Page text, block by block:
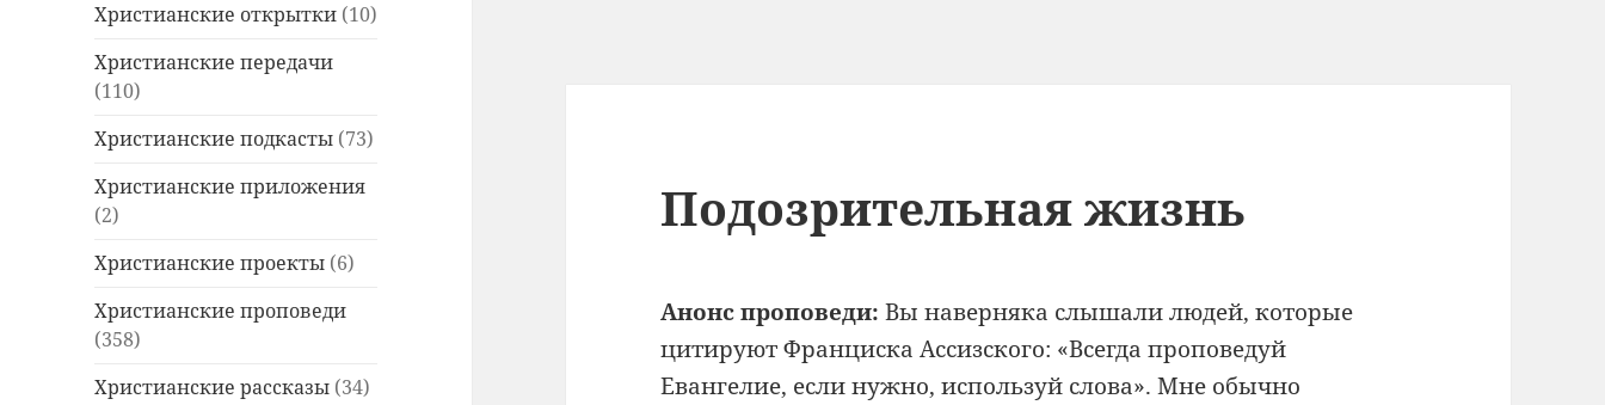
Христианские открытки (10)
Христианские передачи
(110)
Христианские подкасты (73)
Христианские приложения
(2)
Христианские проекты (6)
Христианские проповеди
(358)
Христианские рассказы (34)
Подозрительная жизнь
Анонс проповеди: Вы наверняка слышали людей, которые
цитируют Франциска Ассизского: «Всегда проповедуй
Евангелие, если нужно, используй слова». Мне обычно